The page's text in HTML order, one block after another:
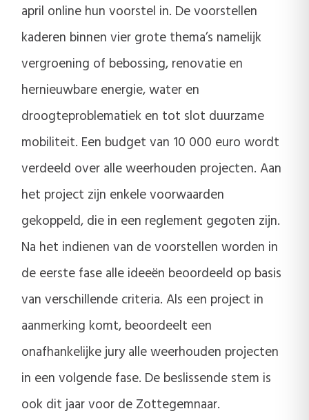
april online hun voorstel in. De voorstellen
kaderen binnen vier grote thema’s namelijk
vergroening of bebossing, renovatie en
hernieuwbare energie, water en
droogteproblematiek en tot slot duurzame
mobiliteit. Een budget van 10 000 euro wordt
verdeeld over alle weerhouden projecten. Aan
het project zijn enkele voorwaarden
gekoppeld, die in een reglement gegoten zijn.
Na het indienen van de voorstellen worden in
de eerste fase alle ideeën beoordeeld op basis
van verschillende criteria. Als een project in
aanmerking komt, beoordeelt een
onafhankelijke jury alle weerhouden projecten
in een volgende fase. De beslissende stem is
ook dit jaar voor de Zottegemnaar.